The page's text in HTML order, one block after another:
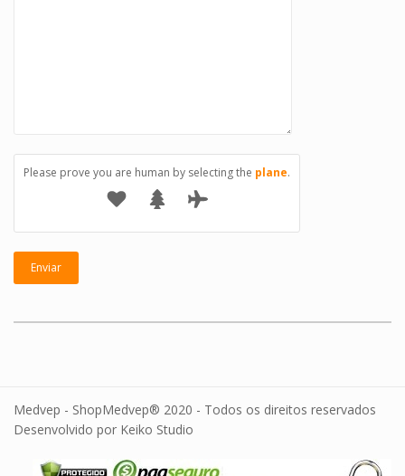
Please prove you are human by selecting the plane.
Medvep - ShopMedvep® 2020 - Todos os direitos reservados
Desenvolvido por Keiko Studio